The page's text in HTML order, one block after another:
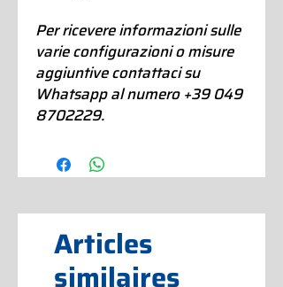
Per ricevere informazioni sulle
varie configurazioni o misure
aggiuntive contattaci su
Whatsapp al numero +39 049
8702229.
Articles
similaires